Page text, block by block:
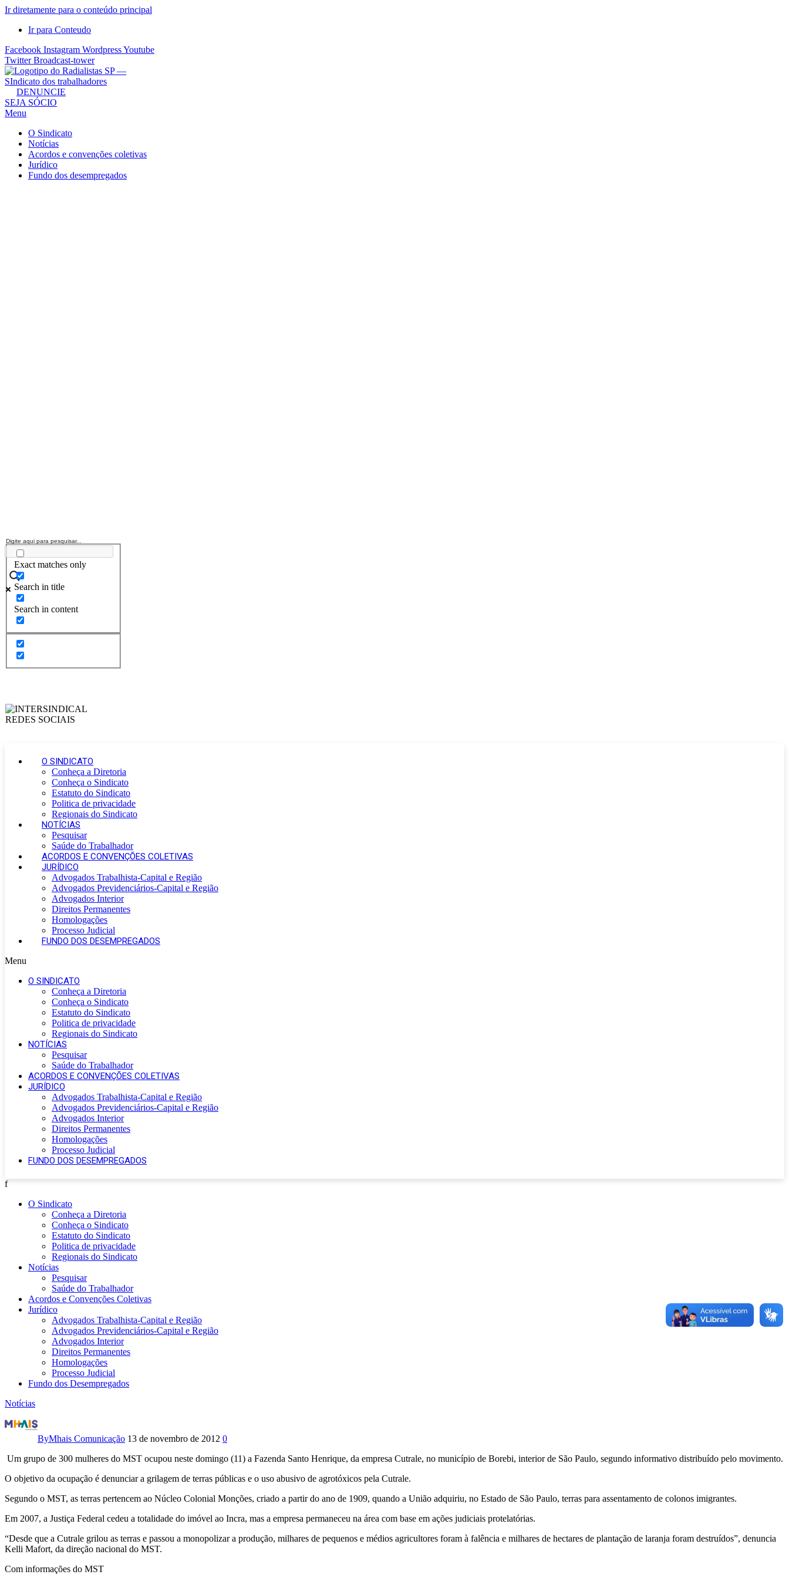
Ir diretamente para o conteúdo principal
Ir para Conteudo
Facebook Instagram WordpressYoutube
Twitter Broadcast-tower
Sindicato
dos
Radialistas
São
Paulo
Sindicato
DENUNCIE
SEJA SÓCIO
Menu
O Sindicato
Notícias
Acordos e convenções coletivas
Jurídico
Fundo dos desempregados
Exact matches only
Search in title
Search in content
O SINDICATO
Conheça a Diretoria
Conheça o Sindicato
Estatuto do Sindicato
Politica de privacidade
Regionais do Sindicato
NOTÍCIAS
Pesquisar
Saúde do Trabalhador
ACORDOS E CONVENÇÕES COLETIVAS
JURÍDICO
Advogados Trabalhista-Capital e Região
Advogados Previdenciários-Capital e Região
Advogados Interior
Direitos Permanentes
Homologações
Processo Judicial
FUNDO DOS DESEMPREGADOS
Menu
O SINDICATO
Conheça a Diretoria
Conheça o Sindicato
Estatuto do Sindicato
Politica de privacidade
Regionais do Sindicato
NOTÍCIAS
Pesquisar
Saúde do Trabalhador
ACORDOS E CONVENÇÕES COLETIVAS
JURÍDICO
Advogados Trabalhista-Capital e Região
Advogados Previdenciários-Capital e Região
Advogados Interior
Direitos Permanentes
Homologações
Processo Judicial
FUNDO DOS DESEMPREGADOS
f
O Sindicato
Conheça a Diretoria
Conheça o Sindicato
Estatuto do Sindicato
Politica de privacidade
Regionais do Sindicato
Notícias
Pesquisar
Saúde do Trabalhador
Acordos e Convenções Coletivas
Jurídico
Advogados Trabalhista-Capital e Região
Advogados Previdenciários-Capital e Região
Advogados Interior
Direitos Permanentes
Homologações
Processo Judicial
Fundo dos Desempregados
Notícias
Mulheres
MST
ocupam
fazenda
da
Cutrale
no
ByMhais Comunicação 13 de novembro de 2012 0
Um grupo de 300 mulheres do MST ocupou neste domingo (11) a Fazenda Santo Henrique, da empresa Cutrale, no município de Borebi, interior de São Paulo, segundo informativo distribuído pelo movimento.
O objetivo da ocupação é denunciar a grilagem de terras públicas e o uso abusivo de agrotóxicos pela Cutrale.
Segundo o MST, as terras pertencem ao Núcleo Colonial Monções, criado a partir do ano de 1909, quando a União adquiriu, no Estado de São Paulo, terras para assentamento de colonos imigrantes.
Em 2007, a Justiça Federal cedeu a totalidade do imóvel ao Incra, mas a empresa permaneceu na área com base em ações judiciais protelatórias.
“Desde que a Cutrale grilou as terras e passou a monopolizar a produção, milhares de pequenos e médios agricultores foram à falência e milhares de hectares de plantação de laranja foram destruídos”, denuncia
Kelli Mafort, da direção nacional do MST.
Com informações do MST